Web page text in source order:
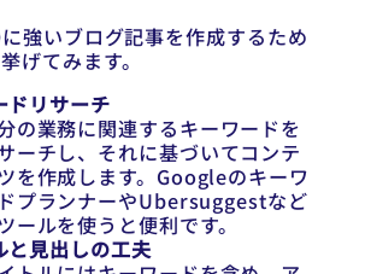
強いブログ記事を作成するため
げてみます。
ドリサーチ
の業務に関連するキーワードを
ーチし、それに基づいてコンテ
を作成します。Googleのキーワ
プランナーやUbersuggestなど
ールを使うと便利です。
と見出しの工夫